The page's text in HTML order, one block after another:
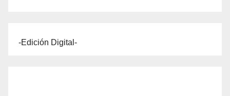
-Edición Digital-